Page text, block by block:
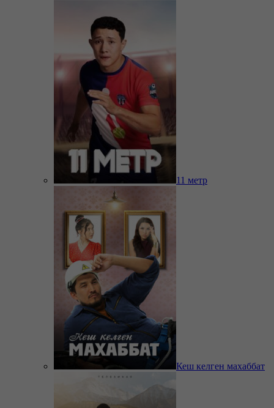
11 метр
Кеш келген махаббат